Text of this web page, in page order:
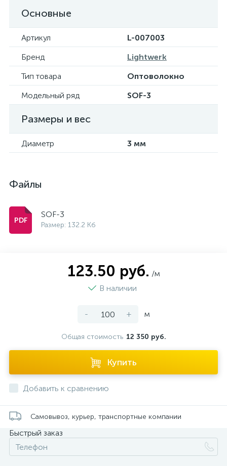
Основные
Артикул
L-007003
Бренд
Lightwerk
Тип товара
Оптоволокно
Модельный ряд
SOF-3
Размеры и вес
Диаметр 3 мм
Файлы
SOF-3
Размер: 132.2 Кб
123.50 руб. /м
В наличии
- + м
Общая стоимость 12 350 руб.
Купить
Добавить к сравнению
Самовывоз, курьер, транспортные компании
Быстрый заказ